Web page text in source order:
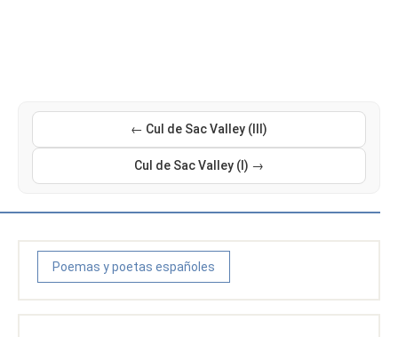
← Cul de Sac Valley (III)
Cul de Sac Valley (I) →
Poemas y poetas españoles